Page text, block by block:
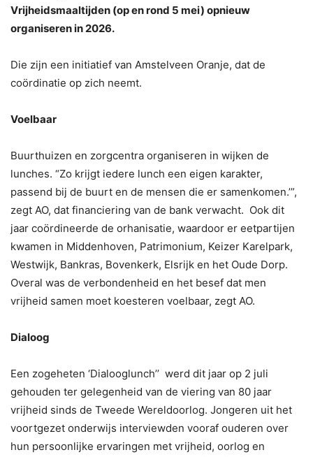
Vrijheidsmaaltijden (op en rond 5 mei) opnieuw
organiseren in 2026.
Die zijn een initiatief van Amstelveen Oranje, dat de
coördinatie op zich neemt.
Voelbaar
Buurthuizen en zorgcentra organiseren in wijken de
lunches. “Zo krijgt iedere lunch een eigen karakter,
passend bij de buurt en de mensen die er samenkomen.’”,
zegt AO, dat financiering van de bank verwacht. Ook dit
jaar coördineerde de orhanisatie, waardoor er eetpartijen
kwamen in Middenhoven, Patrimonium, Keizer Karelpark,
Westwijk, Bankras, Bovenkerk, Elsrijk en het Oude Dorp.
Overal was de verbondenheid en het besef dat men
vrijheid samen moet koesteren voelbaar, zegt AO.
Dialoog
Een zogeheten ‘Dialooglunch’’ werd dit jaar op 2 juli
gehouden ter gelegenheid van de viering van 80 jaar
vrijheid sinds de Tweede Wereldoorlog. Jongeren uit het
voortgezet onderwijs interviewden vooraf ouderen over
hun persoonlijke ervaringen met vrijheid, oorlog en